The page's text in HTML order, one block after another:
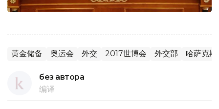
黄金储备 奥运会 外交 2017世博会 外交部 哈萨克斯
без автора
编译